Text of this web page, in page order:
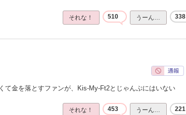
それな！ 510 うーん… 338
て金を落とすファンが、Kis-My-Ft2とじゃんぷにはいない
それな！ 453 うーん… 221